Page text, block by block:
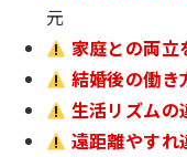
元
家庭との両立
結婚後の働き
生活リズムの
遠距離やすれ